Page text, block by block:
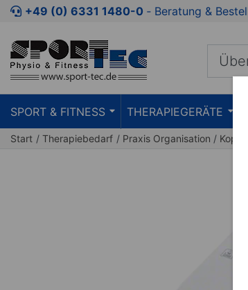
Zum Kaufbereich springen Zur
+49 (0) 6331 1480-0 ‐ Beratung &
SPORT & FITNESS THERAPIEGERÄTE
Start Therapiebedarf Praxis Organisation